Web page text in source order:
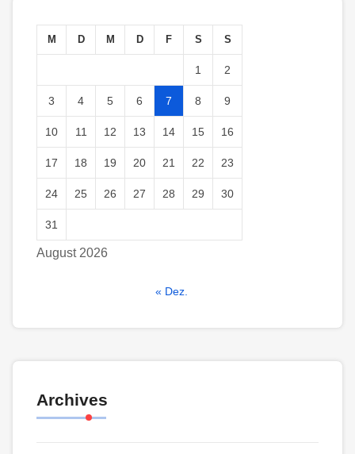
August 2026
M D M D F S S
1 2
3 4 5 6 7 8 9
10 11 12 13 14 15 16
17 18 19 20 21 22 23
24 25 26 27 28 29 30
31
« Dez.
Archives